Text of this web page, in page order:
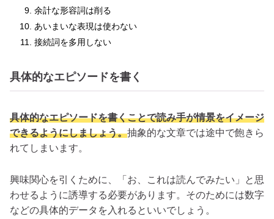
余計な形容詞は削る
あいまいな表現は使わない
接続詞を多用しない
具体的なエピソードを書く
具体的なエピソードを書くことで読み手が情景をイメージ
できるようにしましょう。抽象的な文章では途中で飽きら
れてしまいます。
興味関心を引くために、「お、これは読んでみたい」と思
わせるように誘導する必要があります。そのためには数字
などの具体的データを入れるといいでしょう。